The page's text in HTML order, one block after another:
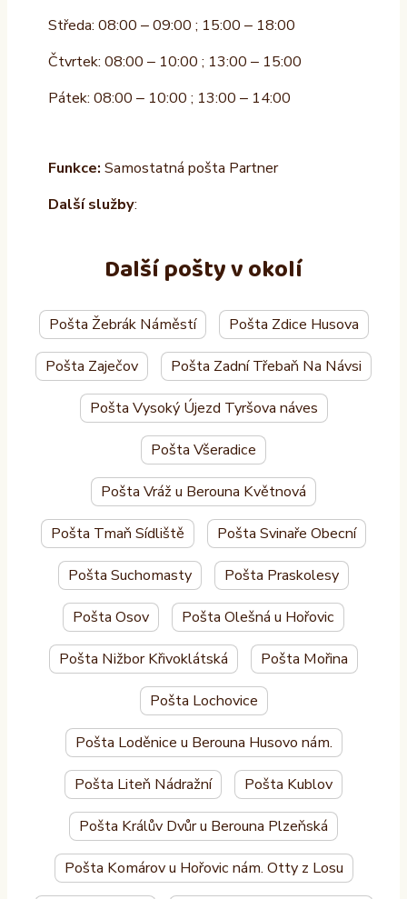
Středa: 08:00 – 09:00 ; 15:00 – 18:00
Čtvrtek: 08:00 – 10:00 ; 13:00 – 15:00
Pátek: 08:00 – 10:00 ; 13:00 – 14:00
Funkce: Samostatná pošta Partner
Další služby:
Další pošty v okolí
Pošta Žebrák Náměstí Pošta Zdice Husova
Pošta Zaječov Pošta Zadní Třebaň Na Návsi
Pošta Vysoký Újezd Tyršova náves
Pošta Všeradice
Pošta Vráž u Berouna Květnová
Pošta Tmaň Sídliště Pošta Svinaře Obecní
Pošta Suchomasty Pošta Praskolesy
Pošta Osov Pošta Olešná u Hořovic
Pošta Nižbor Křivoklátská Pošta Mořina
Pošta Lochovice
Pošta Loděnice u Berouna Husovo nám.
Pošta Liteň Nádražní Pošta Kublov
Pošta Králův Dvůr u Berouna Plzeňská
Pošta Komárov u Hořovic nám. Otty z Losu